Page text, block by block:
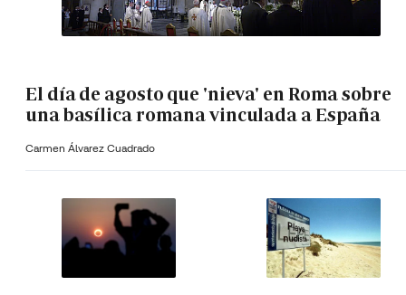
El día de agosto que 'nieva' en Roma sobre
una basílica romana vinculada a España
Carmen Álvarez Cuadrado